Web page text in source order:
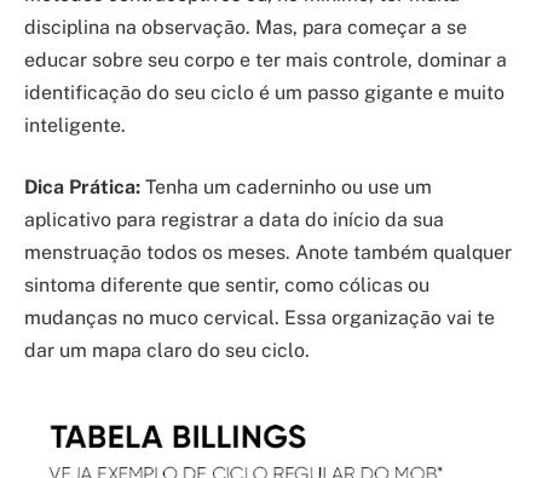
disciplina na observação. Mas, para começar a se
educar sobre seu corpo e ter mais controle, dominar a
identificação do seu ciclo é um passo gigante e muito
inteligente.
Dica Prática: Tenha um caderninho ou use um
aplicativo para registrar a data do início da sua
menstruação todos os meses. Anote também qualquer
sintoma diferente que sentir, como cólicas ou
mudanças no muco cervical. Essa organização vai te
dar um mapa claro do seu ciclo.